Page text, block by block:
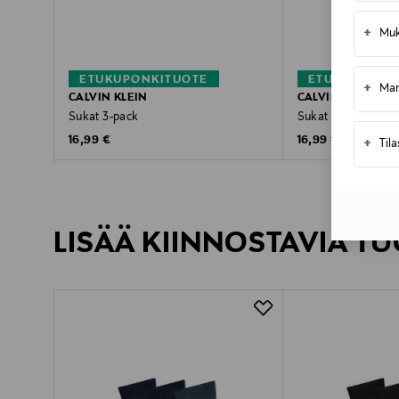
+
+
+
ETUKUPONKITUOTE
CALVIN KLEIN
Sukat 3-pack
Original Price
16,99 €
CALVIN KLEIN
Sukat 3-pack
Original Price
16,99 €
LISÄÄ KIINNOSTAVIA